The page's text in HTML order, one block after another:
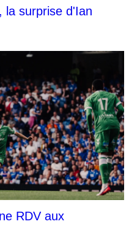
la surprise d'Ian
RDV aux